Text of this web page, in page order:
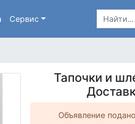
Сервис
Тапочки и
Объявление